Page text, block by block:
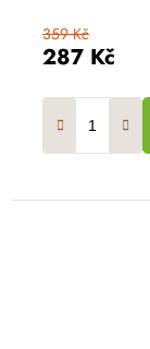
287 Kč
359 Kč